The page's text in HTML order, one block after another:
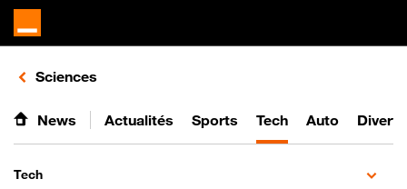
Retours vers le listing d'articles de la catégorie
Sciences
News Actualités Sports Tech Auto
Tech